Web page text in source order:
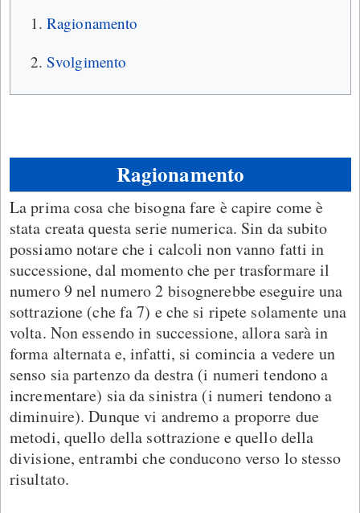
Ragionamento
Svolgimento
Ragionamento
La prima cosa che bisogna fare è capire come è
stata creata questa serie numerica. Sin da subito
possiamo notare che i calcoli non vanno fatti in
successione, dal momento che per trasformare il
numero 9 nel numero 2 bisognerebbe eseguire una
sottrazione (che fa 7) e che si ripete solamente una
volta. Non essendo in successione, allora sarà in
forma alternata e, infatti, si comincia a vedere un
senso sia partenzo da destra (i numeri tendono a
incrementare) sia da sinistra (i numeri tendono a
diminuire). Dunque vi andremo a proporre due
metodi, quello della sottrazione e quello della
divisione, entrambi che conducono verso lo stesso
risultato.